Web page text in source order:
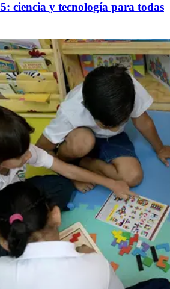
ciencia y tecnología para todas